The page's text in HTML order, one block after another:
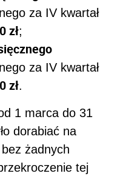
za IV kwartał
zł;
za IV kwartał
zł.
1 marca do 31
dorabiać na
żadnych
tej